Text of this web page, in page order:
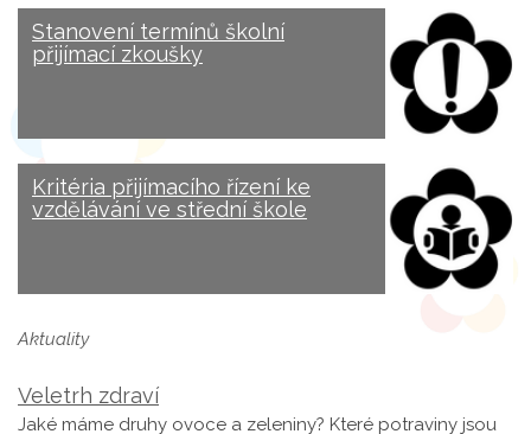
Stanovení termínů školní
přijímací zkoušky
Kritéria přijímacího řízení ke
vzdělávání ve střední škole
Aktuality
Veletrh zdraví
Jaké máme druhy ovoce a zeleniny? Které potraviny jsou